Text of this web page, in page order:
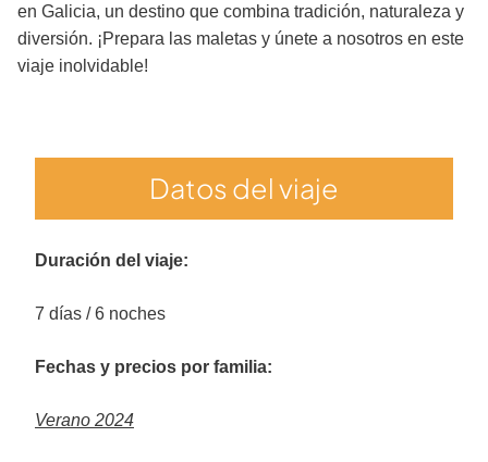
en Galicia, un destino que combina tradición, naturaleza y
diversión. ¡Prepara las maletas y únete a nosotros en este
viaje inolvidable!
Datos del viaje
Duración del viaje:
7 días / 6 noches
Fechas y precios por familia:
Verano 2024